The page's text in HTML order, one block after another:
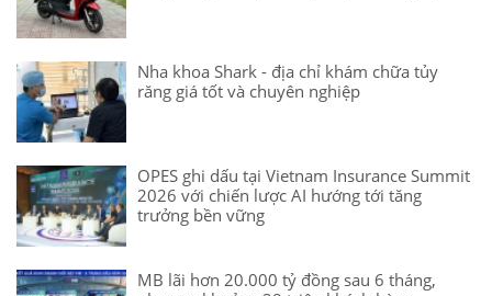
Nha khoa Shark - địa chỉ khám chữa tủy
răng giá tốt và chuyên nghiệp
OPES ghi dấu tại Vietnam Insurance Summit
2026 với chiến lược AI hướng tới tăng
trưởng bền vững
MB lãi hơn 20.000 tỷ đồng sau 6 tháng,